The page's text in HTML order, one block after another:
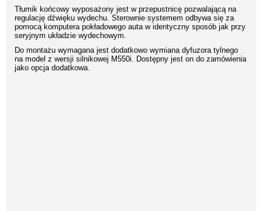
Tłumik końcowy wyposażony jest w przepustnicę pozwalającą na
regulację dźwięku wydechu. Sterownie systemem odbywa się za
pomocą komputera pokładowego auta w identyczny sposób jak przy
seryjnym układzie wydechowym.
Do montażu wymagana jest dodatkowo wymiana dyfuzora tylnego
na model z wersji silnikowej M550i. Dostępny jest on do zamówienia
jako opcja dodatkowa.